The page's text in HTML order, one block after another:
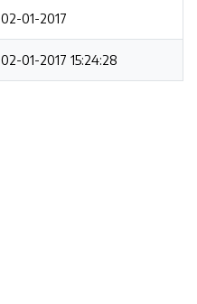
02-01-2017
02-01-2017 15:24:28